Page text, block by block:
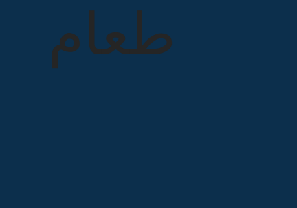
طعام